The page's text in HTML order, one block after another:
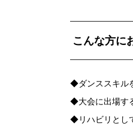
こんな方に
◆ダンススキル
◆大会に出場す
◆リハビリとし